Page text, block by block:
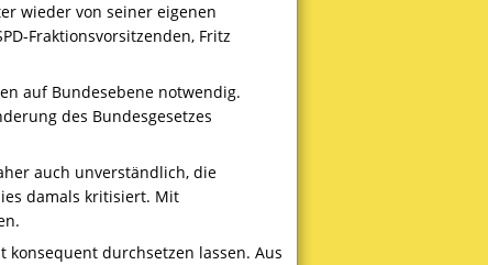
wieder von seiner eigenen
-Fraktionsvorsitzenden, Fritz
auf Bundesebene notwendig.
des Bundesgesetzes
auch unverständlich, die
damals kritisiert. Mit
durchsetzen lassen. Aus